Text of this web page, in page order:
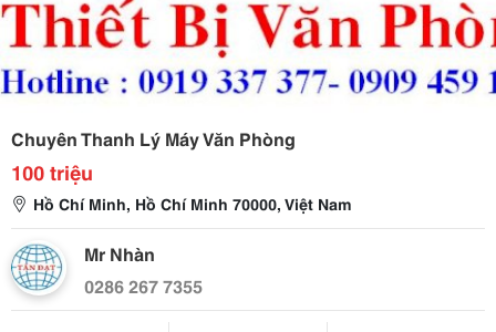
Chuyên Thanh Lý Máy Văn Phòng
100 triệu
Hồ Chí Minh, Hồ Chí Minh 70000, Việt Nam
Mr Nhàn
0286 267 7355